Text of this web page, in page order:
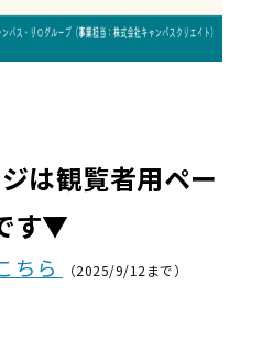
は観覧者用ペー
す▼
ちら （2025/9/12まで）